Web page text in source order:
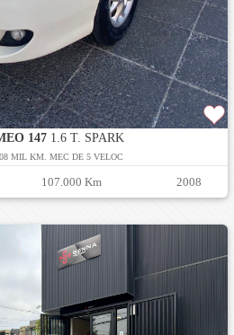
147 1.6 T. SPARK
MIL KM. MEC DE 5 VELOC
107.000 Km 2008